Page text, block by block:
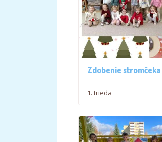
Zdobenie stromčeka
1. trieda